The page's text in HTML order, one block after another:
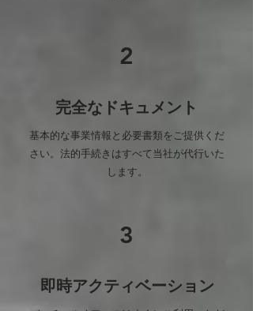
2
完全なドキュメント
基本的な事業情報と必要書類をご提供くだ
さい。法的手続きはすべて当社が代行いた
します。
3
即時アクティベーション